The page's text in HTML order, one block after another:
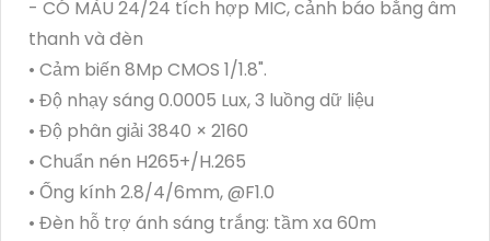
- CÓ MÀU 24/24 tích hợp MIC, cảnh báo bằng âm
thanh và đèn
• Cảm biến 8Mp CMOS 1/1.8".
• Độ nhạy sáng 0.0005 Lux, 3 luồng dữ liệu
• Độ phân giải 3840 × 2160
• Chuẩn nén H265+/H.265
• Ống kính 2.8/4/6mm, @F1.0
• Đèn hỗ trợ ánh sáng trắng: tầm xa 60m